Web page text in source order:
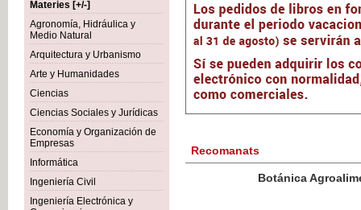
Materies [+/-]
Agronomía, Hidráulica y
Medio Natural
Arquitectura y Urbanismo
Arte y Humanidades
Ciencias
Ciencias Sociales y Jurídicas
Economía y Organización de
Empresas
Informática
Ingeniería Civil
Ingeniería Electrónica y
Recomanats
Botánica Agroalimentaria